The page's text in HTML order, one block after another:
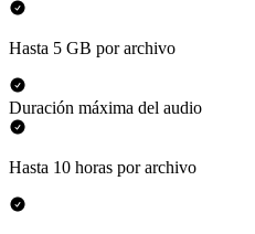
Hasta 5 GB por archivo
Duración máxima del audio
Hasta 10 horas por archivo